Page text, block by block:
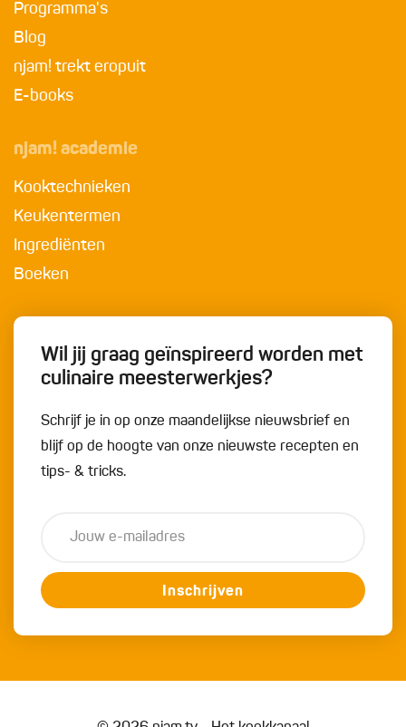
Programma's
Blog
njam! trekt eropuit
E-books
njam! academie
Kooktechnieken
Keukentermen
Ingrediënten
Boeken
Wil jij graag geïnspireerd worden met
culinaire meesterwerkjes?
Schrijf je in op onze maandelijkse nieuwsbrief en
blijf op de hoogte van onze nieuwste recepten en
tips- & tricks.
Inschrijven